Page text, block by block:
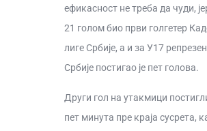
ефикасност не треба да чуди,
21 голом био први голгетер
лиге Србије, а и за У17
Србије постигао је пет голова.
Други гол на утакмици
пет минута пре краја сусрета,